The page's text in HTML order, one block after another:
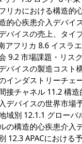
リカにおける構造的
的心疾患介入デバイ
バイスの売上、タイ
アフリカ 8.6 イスラ
9.2 市場課題・リス
バイスの製造コスト
インダストリーチェ
接チャネル 11.2 構
デバイスの世界市場
域別 12.1.1 グロー
の構造的心疾患介入
12.3 APACにおける